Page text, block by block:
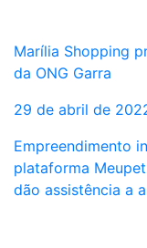
Marília Shopping
da ONG Garra
29 de abril de
Empreendimento
plataforma
dão assistência a